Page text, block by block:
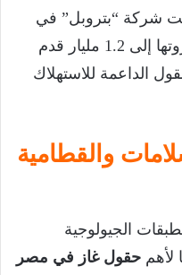
شركة “بتروبل” في
رفع معدلات إنتاجه لتصل في ذروتها إلى 1.2 مليار قدم
الداعمة للاستهلاك
والقطامية
الجيولوجية
لأهم حقول غاز في مصر